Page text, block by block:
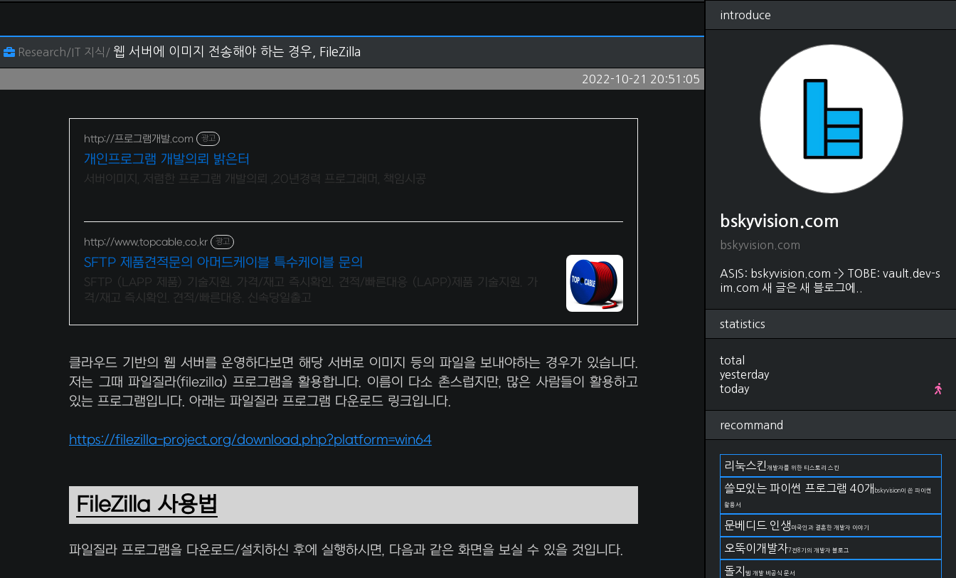
Research/IT 지식/ 웹 서버에 이미지 전송해야 하는 경우, FileZilla
2022-10-21 20:51:05
http://프로그램개발.com 광고
개인프로그램 개발의뢰 밝은터
서버이미지, 저렴한 프로그램 개발의뢰 ,20년경력 프로그래머, 책임시공
http://www.topcable.co.kr 광고
SFTP 제품견적문의 아머드케이블 특수케이블 문의
SFTP (LAPP 제품) 기술지원. 가격/재고 즉시확인. 견적/빠른대응 (LAPP)제품 기술지원. 가
격/재고 즉시확인. 견적/빠른대응. 신속당일출고
클라우드 기반의 웹 서버를 운영하다보면 해당 서버로 이미지 등의 파일을 보내야하는 경우가 있습니다.
저는 그때 파일질라(filezilla) 프로그램을 활용합니다. 이름이 다소 촌스럽지만, 많은 사람들이 활용하고
있는 프로그램입니다. 아래는 파일질라 프로그램 다운로드 링크입니다.
https://filezilla-project.org/download.php?platform=win64
FileZilla 사용법
파일질라 프로그램을 다운로드/설치하신 후에 실행하시면, 다음과 같은 화면을 보실 수 있을 것입니다.
introduce
bskyvision.com
bskyvision.com
ASIS: bskyvision.com -> TOBE: vault.dev-s
im.com 새 글은 새 블로그에..
statistics
total
yesterday
today
recommand
리눅스킨 개발자를 위한 티스토리 스킨
쓸모있는 파이썬 프로그램 40개 bskyvision이 쓴 파이썬
활용서
문베디드 인생 미국인과 결혼한 개발자 이야기
오뚝이개발자7전8기의 개발자 블로그
돌지 웹 개발 비공식 문서
태그 관리 글쓰기
bskyvision.com
Dev
(330)
shell script
(4)
javascript(54)
HTML, CSS
matlab(37)
DB
(88)
SQL(80)
MongoDB
Editor(31)
vscode(21)
Research
선형대수학
야구(22)
금융
논문 작성법(19)
언어(11)
DevOps(66)
git(27)
kubernetes(2)
AWS(17)
구름IDE
OS(82)
Linux